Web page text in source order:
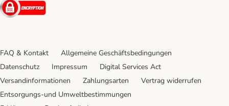
FAQ & Kontakt
Allgemeine Geschäftsbedingungen
Datenschutz
Impressum
Digital Services Act
Versandinformationen
Zahlungsarten
Vertrag widerrufen
Entsorgungs-und Umweltbestimmungen